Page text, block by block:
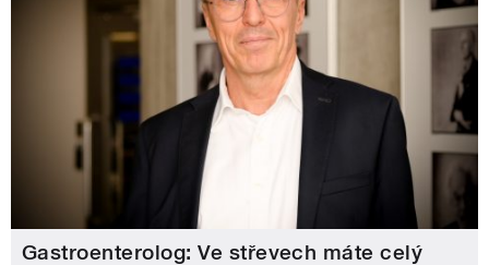
Gastroenterolog: Ve střevech máte celý